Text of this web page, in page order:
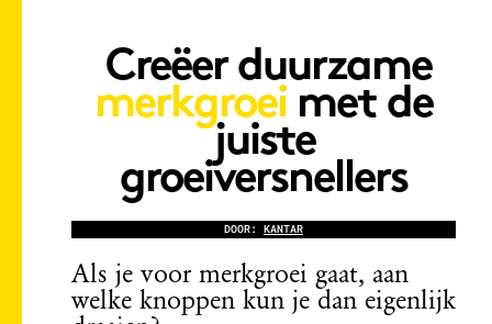
Creëer duurzame
merkgroei met de
juiste
groeiversnellers
DOOR: KANTAR
Als je voor merkgroei gaat, aan
welke knoppen kun je dan eigenlijk